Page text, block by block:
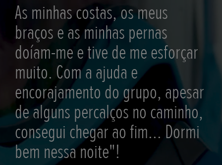
As minhas costas, os meus
braços e as minhas pernas
doíam-me e tive de me esforçar
muito. Com a ajuda e
encorajamento do grupo, apesar
de alguns percalços no caminho,
consegui chegar ao fim... Dormi
bem nessa noite"!